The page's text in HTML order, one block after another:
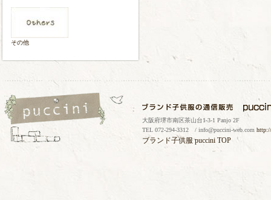
その他
大阪府堺市南区茶山台1-3-1 Panjo 2F
TEL 072-294-3312 / info@puccini-web.com
ブランド子供服puccini TOP